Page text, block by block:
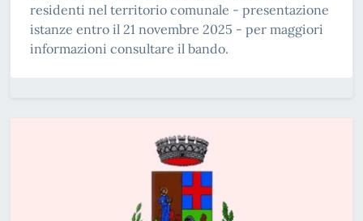
residenti nel territorio comunale - presentazione
istanze entro il 21 novembre 2025 - per maggiori
informazioni consultare il bando.